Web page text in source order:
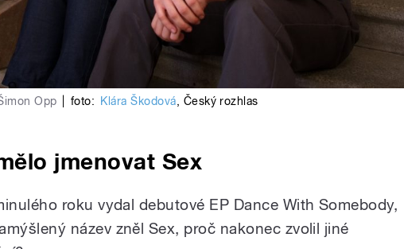
Opp foto: Klára Škodová, Český rozhlas
jmenovat Sex
roku vydal debutové EP Dance With Somebody,
název zněl Sex, proč nakonec zvolil jiné